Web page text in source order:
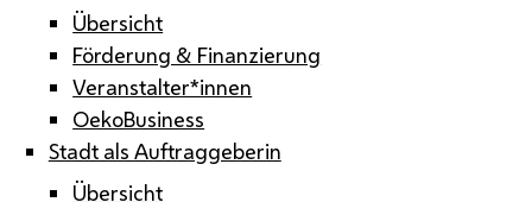
Übersicht
Förderung & Finanzierung
Veranstalter*innen
OekoBusiness
Stadt als Auftraggeberin
Übersicht